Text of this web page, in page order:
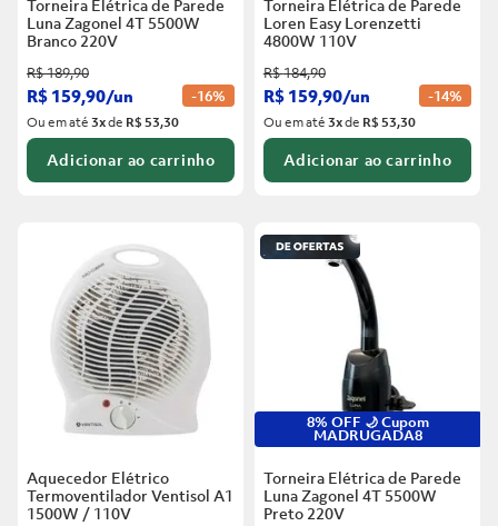
Torneira Elétrica de Parede
Luna Zagonel 4T 5500W
Branco 220V
R$189,90
R$ 159,90/un -16%
Ou em até3xde R$ 53,30
Adicionar ao carrinho
Torneira Elétrica de Parede
Loren Easy Lorenzetti
4800W 110V
R$184,90
R$ 159,90/un -14%
Ou em até3xde R$ 53,30
Adicionar ao carrinho
Aquecedor Elétrico
Termoventilador Ventisol A1
1500W / 110V
8% OFF 🌙 Cupom
MADRUGADA8
Torneira Elétrica de Parede
Luna Zagonel 4T 5500W
Preto 220V